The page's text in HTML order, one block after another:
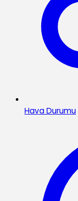
Hava Durumu